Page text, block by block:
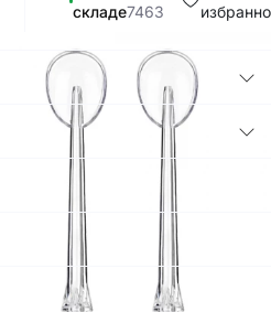
складе7463
990р.
В корзину
Купить в
приложении
со скидкой